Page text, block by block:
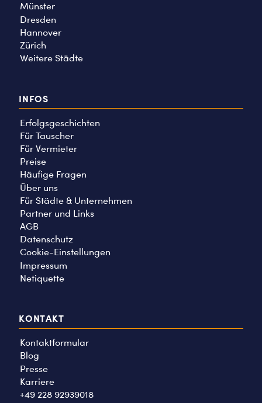
Münster
Dresden
Hannover
Zürich
Weitere Städte
INFOS
Erfolgsgeschichten
Für Tauscher
Für Vermieter
Preise
Häufige Fragen
Über uns
Für Städte & Unternehmen
Partner und Links
AGB
Datenschutz
Cookie-Einstellungen
Impressum
Netiquette
KONTAKT
Kontaktformular
Blog
Presse
Karriere
+49 228 92939018